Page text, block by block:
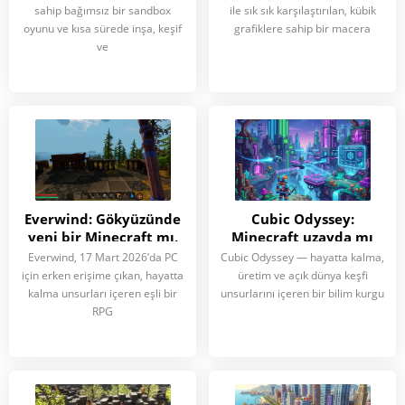
karşılaştırılıyor?
sahip bağımsız bir sandbox
oyunu ve kısa sürede inşa, keşif
ve
karaktere sahip iki oyun
ile sık sık karşılaştırılan, kübik
grafiklere sahip bir macera
Everwind: Gökyüzünde
yeni bir Minecraft mı,
yoksa bambaşka bir
oyun mu?
Everwind, 17 Mart 2026’da PC
için erken erişime çıkan, hayatta
kalma unsurları içeren eşli bir
RPG
Cubic Odyssey:
Minecraft uzayda mı
yoksa tamamen farklı
bir oyun mu?
Cubic Odyssey — hayatta kalma,
üretim ve açık dünya keşfi
unsurlarını içeren bir bilim kurgu